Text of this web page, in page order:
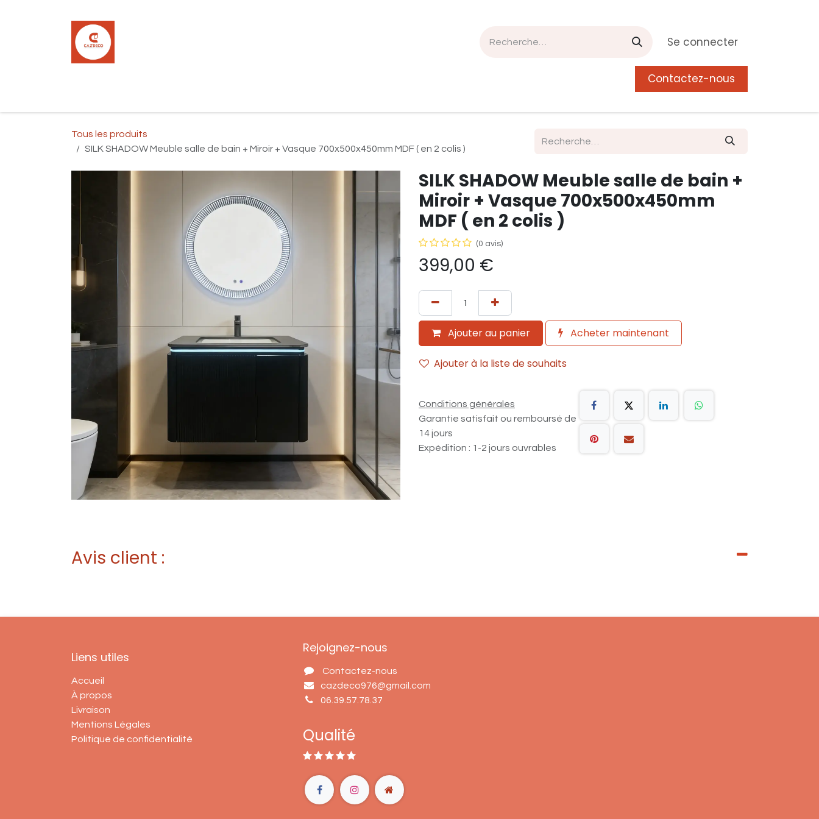
Se connecter
Postes
0
Contactez-nous
Tous les produits
SILK SHADOW Meuble salle de bain + Miroir + Vasque 700x500x450mm MDF ( en 2 colis )
SILK SHADOW Meuble salle de bain +
Miroir + Vasque 700x500x450mm
MDF ( en 2 colis )
(0 avis)
399,00 €
Ajouter au panier Acheter maintenant
Ajouter à la liste de souhaits
Conditions générales
Garantie satisfait ou remboursé de
14 jours
Expédition : 1-2 jours ouvrables
Avis client :
Liens utiles
Accueil
À propos
Livraison
Mentions Légales
Politique de confidentialité
Rejoignez-nous
Contactez-nous
cazdeco976@gmail.com
06.39.57.78.37
Qualité